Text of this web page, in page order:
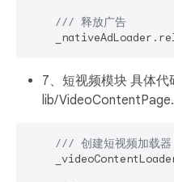
/// 释放广告
7、短视频模块 具体
lib/
/// 创建短视频加载器